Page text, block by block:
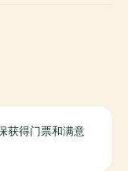
获得门票和满意